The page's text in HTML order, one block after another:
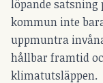
löpande satsning
kommun inte
uppmuntra
hållbar framtid
klimatutsläppen.